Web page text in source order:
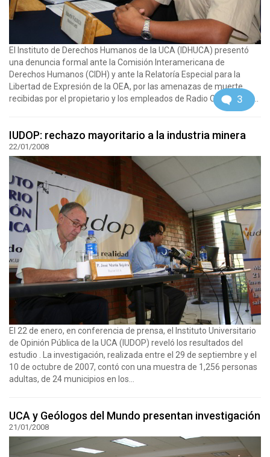
El Instituto de Derechos Humanos de la UCA (IDHUCA) presentó
una denuncia formal ante la Comisión Interamericana de
Derechos Humanos (CIDH) y ante la Relatoría Especial para la
Libertad de Expresión de la OEA, por las amenazas de muerte
recibidas por el propietario y los empleados de Radio Cadena "Mi...
3
IUDOP: rechazo mayoritario a la industria minera
22/01/2008
El 22 de enero, en conferencia de prensa, el Instituto Universitario
de Opinión Pública de la UCA (IUDOP) reveló los resultados del
estudio . La investigación, realizada entre el 29 de septiembre y el
10 de octubre de 2007, contó con una muestra de 1,256 personas
adultas, de 24 municipios en los...
UCA y Geólogos del Mundo presentan investigación
21/01/2008